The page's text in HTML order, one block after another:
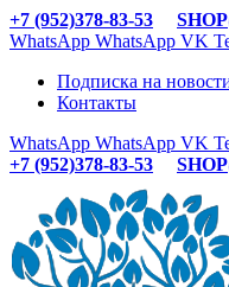
+7 (952)378-83-53
WhatsApp WhatsApp VK
Подписка на
Контакты
WhatsApp WhatsApp VK
+7 (952)378-83-53